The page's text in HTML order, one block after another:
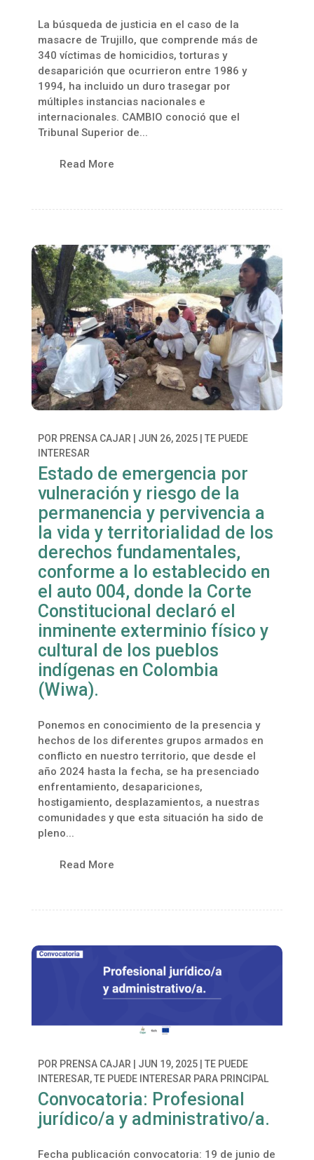
La búsqueda de justicia en el caso de la
masacre de Trujillo, que comprende más de
340 víctimas de homicidios, torturas y
desaparición que ocurrieron entre 1986 y
1994, ha incluido un duro trasegar por
múltiples instancias nacionales e
internacionales. CAMBIO conoció que el
Tribunal Superior de...
Read More
POR PRENSA CAJAR | JUN 26, 2025| TE PUEDE
INTERESAR
Estado de emergencia por
vulneración y riesgo de la
permanencia y pervivencia a
la vida y territorialidad de los
derechos fundamentales,
conforme a lo establecido en
el auto 004, donde la Corte
Constitucional declaró el
inminente exterminio físico y
cultural de los pueblos
indígenas en Colombia
(Wiwa).
Ponemos en conocimiento de la presencia y
hechos de los diferentes grupos armados en
conflicto en nuestro territorio, que desde el
año 2024 hasta la fecha, se ha presenciado
enfrentamiento, desapariciones,
hostigamiento, desplazamientos, a nuestras
comunidades y que esta situación ha sido de
pleno...
Read More
POR PRENSA CAJAR| JUN 19, 2025| TE PUEDE
INTERESAR,TE PUEDE INTERESAR PARA PRINCIPAL
Convocatoria: Profesional
jurídico/a y administrativo/a.
Fecha publicación convocatoria: 19 de junio de